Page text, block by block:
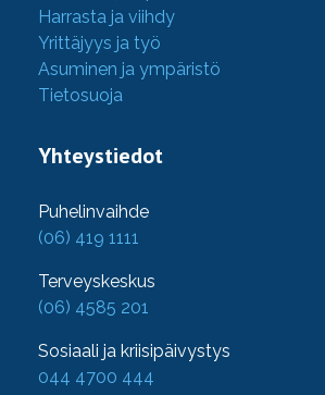
Harrasta ja viihdy
Yrittäjyys ja työ
Asuminen ja ympäristö
Tietosuoja
Yhteystiedot
Puhelinvaihde
(06) 419 1111
Terveyskeskus
(06) 4585 201
Sosiaali ja kriisipäivystys
044 4700 444